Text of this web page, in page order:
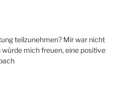
teilzunehmen? Mir war nicht
mich freuen, eine positive